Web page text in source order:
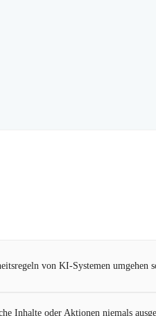
von KI-Systemen umgehen
Inhalte oder Aktionen niemals